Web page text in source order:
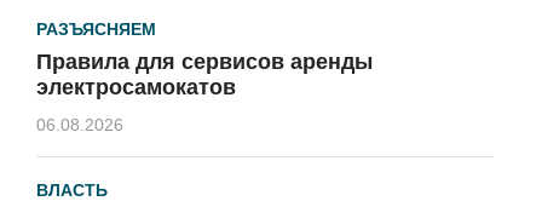
РАЗЪЯСНЯЕМ
Правила для сервисов аренды
электросамокатов
06.08.2026
ВЛАСТЬ